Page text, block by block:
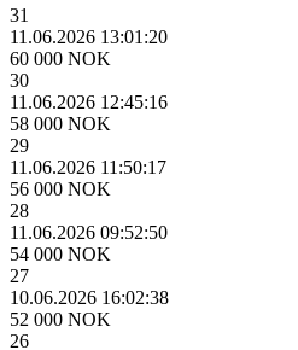
31
11.06.2026 13:01:20
60 000 NOK
30
11.06.2026 12:45:16
58 000 NOK
29
11.06.2026 11:50:17
56 000 NOK
28
11.06.2026 09:52:50
54 000 NOK
27
10.06.2026 16:02:38
52 000 NOK
26